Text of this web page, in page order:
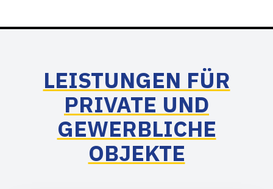
LEISTUNGEN FÜR
PRIVATE UND
GEWERBLICHE
OBJEKTE